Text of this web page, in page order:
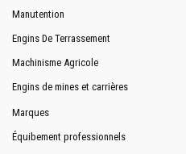
Manutention
Engins De Terrassement
Machinisme Agricole
Engins de mines et carrières
Marques
Équibement professionnels